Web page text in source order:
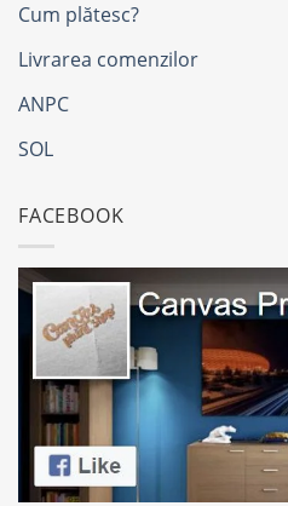
Cum plătesc?
Livrarea comenzilor
ANPC
SOL
FACEBOOK